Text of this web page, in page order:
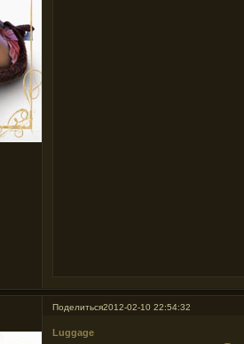
Поделиться2012-02-10 22:54:32
Luggage